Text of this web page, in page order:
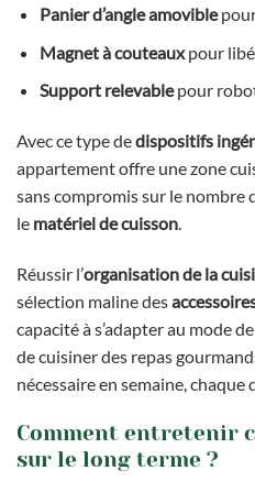
Panier d’angle amovible
Magnet à couteauxpour
Support relevablepour
Avec ce type dedispositifs
appartement offre une zone
sans compromis sur le nombre
le matériel de cuisson.
Réussir l’organisation de la
sélection maline des
capacité à s’adapter au mode
de cuisiner des repas
nécessaire en semaine, chaque
Comment entretenir
sur le long terme ?